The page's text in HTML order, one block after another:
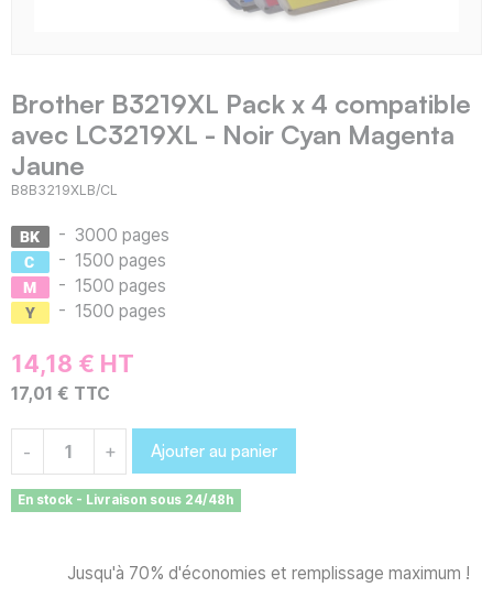
Brother B3219XL Pack x 4 compatible
avec LC3219XL - Noir Cyan Magenta
Jaune
B8B3219XLB/CL
- 3000 pages
- 1500 pages
- 1500 pages
- 1500 pages
14,18 € HT
17,01 € TTC
- + Ajouter au panier
En stock - Livraison sous 24/48h
Jusqu'à 70% d'économies et remplissage maximum !